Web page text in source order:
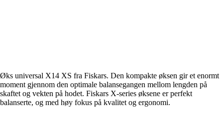
Øks universal X14 XS fra Fiskars. Den kompakte øksen gir et enormt
moment gjennom den optimale balansegangen mellom lengden på
skaftet og vekten på hodet. Fiskars X-series øksene er perfekt
balanserte, og med høy fokus på kvalitet og ergonomi.